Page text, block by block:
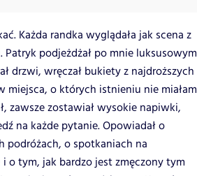
Każda randka wyglądała jak scena z
podjeżdżał po mnie luksusowym
drzwi, wręczał bukiety z najdroższych
miejsca, o których istnieniu nie miałam
zawsze zostawiał wysokie napiwki,
na każde pytanie. Opowiadał o
podróżach, o spotkaniach na
o tym, jak bardzo jest zmęczony tym